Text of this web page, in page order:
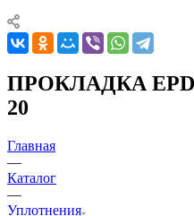
ПРОКЛАДКА
20
Главная
—
Каталог
—
Уплотнения